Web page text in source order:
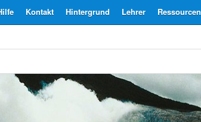
Ressourcen
Lehrer
Hintergrund
Kontakt